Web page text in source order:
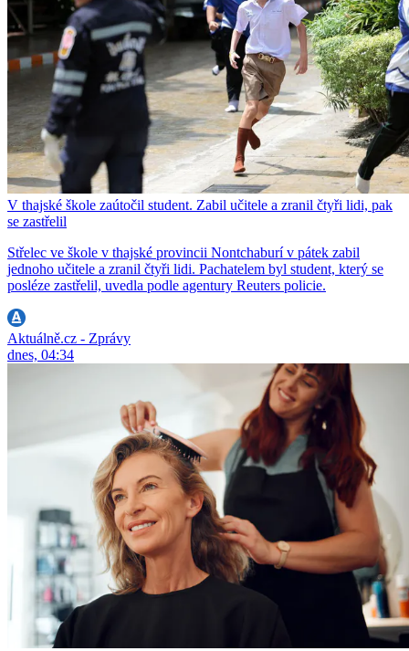
V thajské škole zaútočil student. Zabil učitele a zranil čtyři lidi, pak
se zastřelil
Střelec ve škole v thajské provincii Nontchaburí v pátek zabil
jednoho učitele a zranil čtyři lidi. Pachatelem byl student, který se
posléze zastřelil, uvedla podle agentury Reuters policie.
Aktuálně.cz - Zprávy
dnes, 04:34